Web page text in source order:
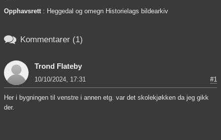
Opphavsrett : Heggedal og omegn Historielags bildearkiv
 Kommentarer (1)
Trond Flateby
10/10/2024, 17:31 #1
Her i bygningen til venstre i annen etg. var det skolekjøkken da jeg gikk
der.